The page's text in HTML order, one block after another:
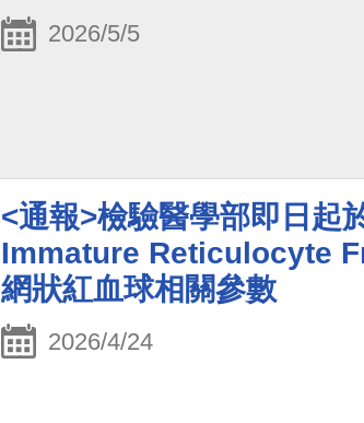
2026/5/5
<通報>檢驗醫學部即日起
Immature Reticulocyte
網狀紅血球相關參數
2026/4/24